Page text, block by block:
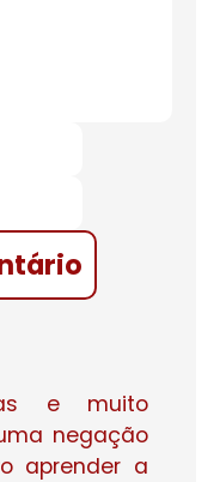
e muito
negação
aprender a